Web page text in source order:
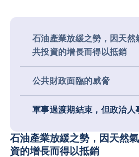
石油產業放緩之勢，因天然
共投資的增長而得以抵銷
公共財政面臨的威脅
軍事過渡期結束，但政治人
石油產業放緩之勢，因天然
資的增長而得以抵銷